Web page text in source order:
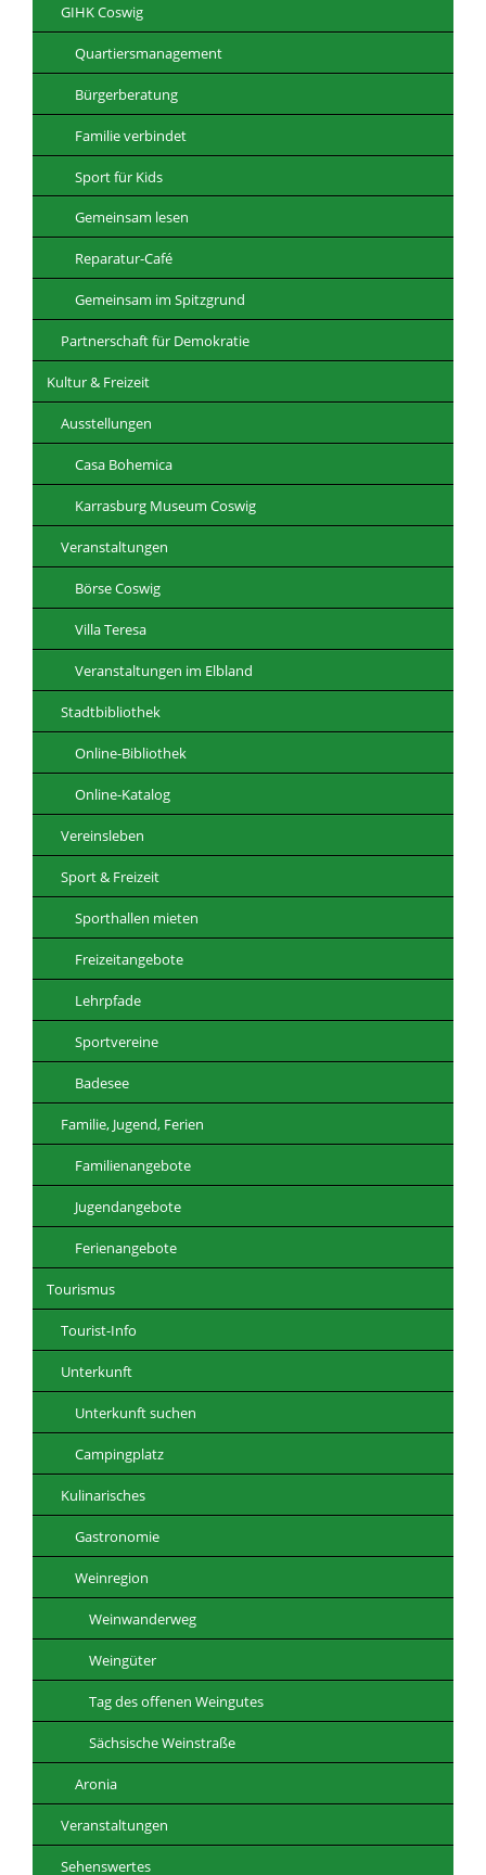
GIHK Coswig
Quartiersmanagement
Bürgerberatung
Familie verbindet
Sport für Kids
Gemeinsam lesen
Reparatur-Café
Gemeinsam im Spitzgrund
Partnerschaft für Demokratie
Kultur & Freizeit
Ausstellungen
Casa Bohemica
Karrasburg Museum Coswig
Veranstaltungen
Börse Coswig
Villa Teresa
Veranstaltungen im Elbland
Stadtbibliothek
Online-Bibliothek
Online-Katalog
Vereinsleben
Sport & Freizeit
Sporthallen mieten
Freizeitangebote
Lehrpfade
Sportvereine
Badesee
Familie, Jugend, Ferien
Familienangebote
Jugendangebote
Ferienangebote
Tourismus
Tourist-Info
Unterkunft
Unterkunft suchen
Campingplatz
Kulinarisches
Gastronomie
Weinregion
Weinwanderweg
Weingüter
Tag des offenen Weingutes
Sächsische Weinstraße
Aronia
Veranstaltungen
Sehenswertes